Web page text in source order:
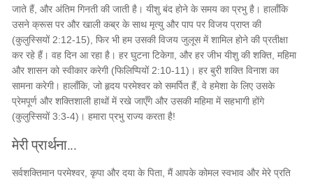
जाते हैं, और अंतिम गिनती की जाती है। यीशु बंद होने के समय का प्रभु है। हालाँकि
उसने क्रूस पर और खाली कब्र के साथ मृत्यु और पाप पर विजय प्राप्त की
(कुलुस्सियों 2:12-15), फिर भी हम उसकी विजय जुलूस में शामिल होने की प्रतीक्षा
कर रहे हैं। वह दिन आ रहा है। हर घुटना टिकेगा, और हर जीभ यीशु की शक्ति, महिमा
और शासन को स्वीकार करेगी (फिलिप्पियों 2:10-11)। हर बुरी शक्ति विनाश का
सामना करेगी। हालाँकि, जो हृदय परमेश्वर को समर्पित हैं, वे हमेशा के लिए उसके
प्रेमपूर्ण और शक्तिशाली हाथों में रखे जाएँगे और उसकी महिमा में सहभागी होंगे
(कुलुस्सियों 3:3-4)। हमारा प्रभु राज्य करता है!
मेरी प्रार्थना...
सर्वशक्तिमान परमेश्वर, कृपा और दया के पिता, मैं आपके कोमल स्वभाव और मेरे प्रति